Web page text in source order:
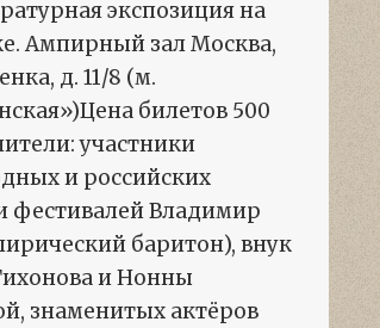
экспозиция на
Ампирный зал Москва,
д. 11/8 (м.
билетов 500
участники
и российских
фестивалей Владимир
баритон), внук
и Нонны
знаменитых актёров